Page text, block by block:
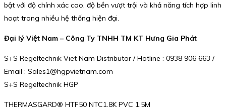
bật với độ chính xác cao, độ bền vượt trội và khả năng tích hợp linh
hoạt trong nhiều hệ thống hiện đại.
Đại lý Việt Nam – Công Ty TNHH TM KT Hưng Gia Phát
S+S Regeltechnik Viet Nam Distributor / Hotline : 0938 906 663 /
Email : Sales1@hgpvietnam.com
S+S Regeltechnik HGP
THERMASGARD® HTF50 NTC1.8K PVC 1.5M